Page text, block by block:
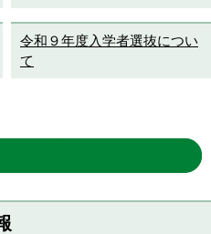
令和９年度入学者選抜につい
て